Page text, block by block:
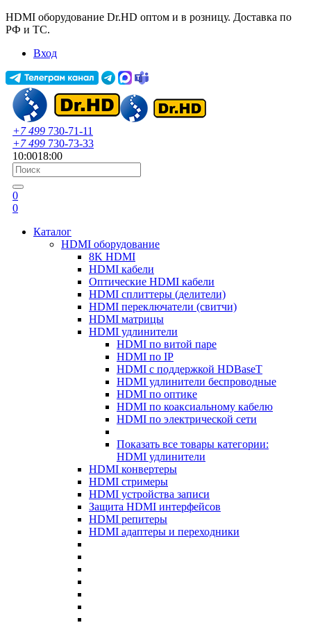
HDMI оборудование Dr.HD оптом и в розницу. Доставка по
РФ и ТС.
Вход
+7 499 730-71-11
+7 499 730-73-33
10:0018:00
0
0
Каталог
HDMI оборудование
8K HDMI
HDMI кабели
Оптические HDMI кабели
HDMI сплиттеры (делители)
HDMI переключатели (свитчи)
HDMI матрицы
HDMI удлинители
HDMI по витой паре
HDMI по IP
HDMI с поддержкой HDBaseT
HDMI удлинители беспроводные
HDMI по оптике
HDMI по коаксиальному кабелю
HDMI по электрической сети
Показать все товары категории:
HDMI удлинители
HDMI конвертеры
HDMI стримеры
HDMI устройства записи
Защита HDMI интерфейсов
HDMI репитеры
HDMI адаптеры и переходники